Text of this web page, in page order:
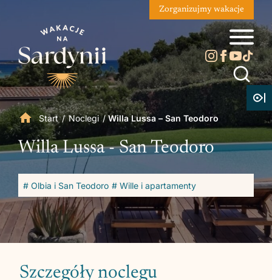
Zorganizujmy wakacje
Start/Noclegi/Willa Lussa – San Teodoro
Willa Lussa - San Teodoro
# Olbia i San Teodoro # Wille i apartamenty
Szczegóły noclegu